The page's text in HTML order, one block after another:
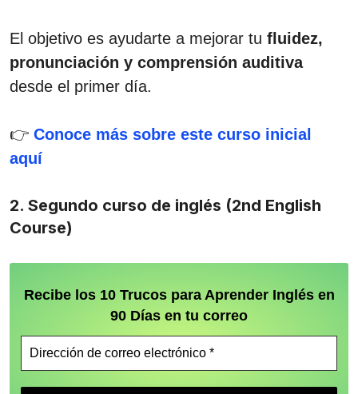
El objetivo es ayudarte a mejorar tu fluidez,
pronunciación y comprensión auditiva
desde el primer día.
👉 Conoce más sobre este curso inicial
aquí
2. Segundo curso de inglés (2nd English
Course)
Recibe los 10 Trucos para Aprender Inglés en
90 Días en tu correo